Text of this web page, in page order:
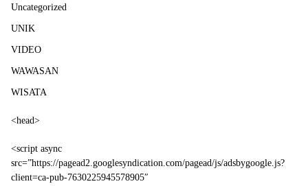
Uncategorized
UNIK
VIDEO
WAWASAN
WISATA
<head>
<script async
src=”https://pagead2.googlesyndication.com/pagead/js/adsbygoogle.js?
client=ca-pub-7630225945578905″